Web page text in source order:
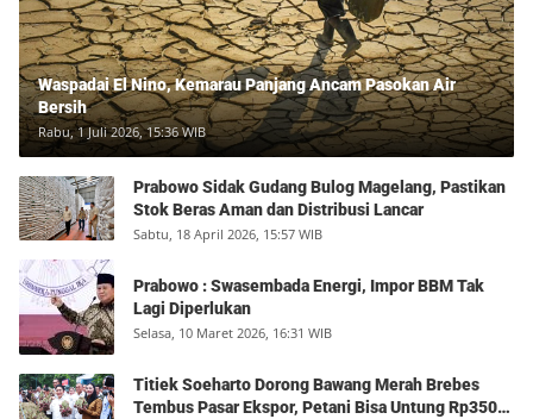
Waspadai El Nino, Kemarau Panjang Ancam Pasokan Air
Bersih
Rabu, 1 Juli 2026, 15:36 WIB
Prabowo Sidak Gudang Bulog Magelang, Pastikan
Stok Beras Aman dan Distribusi Lancar
Sabtu, 18 April 2026, 15:57 WIB
Prabowo : Swasembada Energi, Impor BBM Tak
Lagi Diperlukan
Selasa, 10 Maret 2026, 16:31 WIB
Titiek Soeharto Dorong Bawang Merah Brebes
Tembus Pasar Ekspor, Petani Bisa Untung Rp350